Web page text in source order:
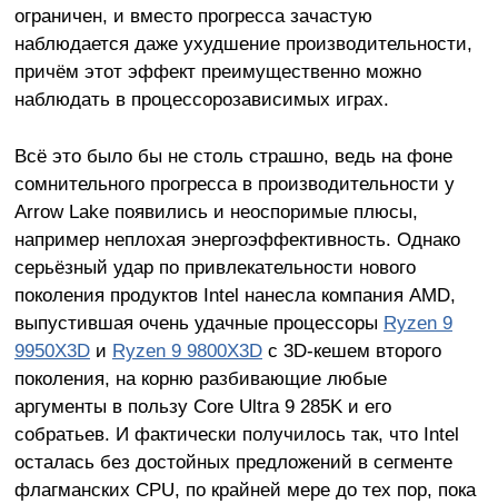
ограничен, и вместо прогресса зачастую
наблюдается даже ухудшение производительности,
причём этот эффект преимущественно можно
наблюдать в процессорозависимых играх.
Всё это было бы не столь страшно, ведь на фоне
сомнительного прогресса в производительности у
Arrow Lake появились и неоспоримые плюсы,
например неплохая энергоэффективность. Однако
серьёзный удар по привлекательности нового
поколения продуктов Intel нанесла компания AMD,
выпустившая очень удачные процессоры Ryzen 9
9950X3Dи Ryzen 9 9800X3Dс 3D-кешем второго
поколения, на корню разбивающие любые
аргументы в пользу Core Ultra 9 285K и его
собратьев. И фактически получилось так, что Intel
осталась без достойных предложений в сегменте
флагманских CPU, по крайней мере до тех пор, пока